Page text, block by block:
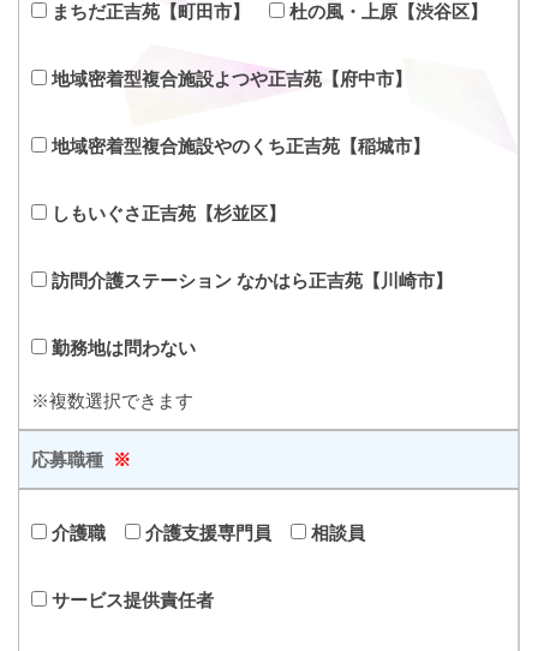
まちだ正吉苑【町田市】 杜の風・上原【渋谷区】
地域密着型複合施設よつや正吉苑【府中市】
地域密着型複合施設やのくち正吉苑【稲城市】
しもいぐさ正吉苑【杉並区】
訪問介護ステーション なかはら正吉苑【川崎市】
勤務地は問わない
※複数選択できます
応募職種 ※
介護職 介護支援専門員 相談員
サービス提供責任者